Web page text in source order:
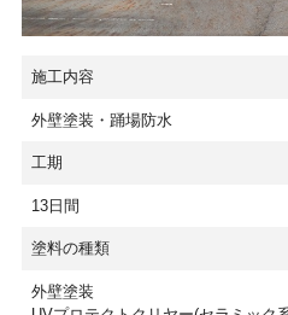
施工内容
外壁塗装・踊場防水
工期
13日間
塗料の種類
外壁塗装